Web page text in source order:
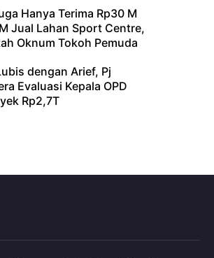
Hanya Terima Rp30 M
Jual Lahan Sport Centre,
Oknum Tokoh Pemuda
dengan Arief, Pj
Evaluasi Kepala OPD
Rp2,7T